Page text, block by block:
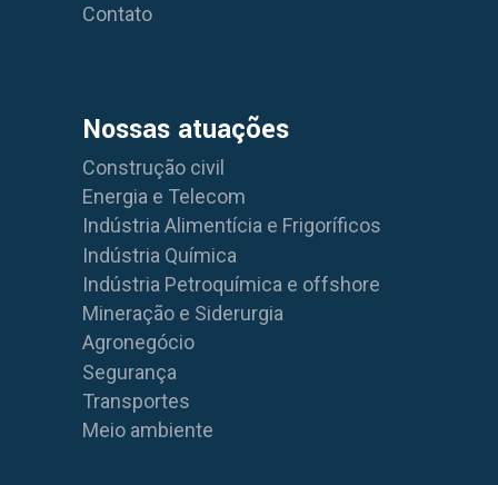
Contato
Nossas atuações
Construção civil
Energia e Telecom
Indústria Alimentícia e Frigoríficos
Indústria Química
Indústria Petroquímica e offshore
Mineração e Siderurgia
Agronegócio
Segurança
Transportes
Meio ambiente